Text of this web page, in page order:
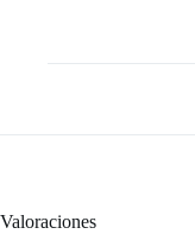
Valoraciones